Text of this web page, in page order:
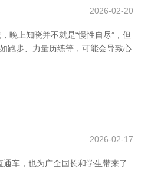
2026-02-20
晚上知晓并不就是“慢性自尽”，但
跑步、力量历练等，可能会导致心
2026-02-17
车，也为广全国长和学生带来了